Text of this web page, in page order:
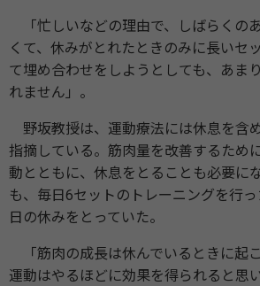
「忙しいなどの理由で、しばらくの
くて、休みがとれたときのみに長いセ
て埋め合わせをしようとしても、あま
れません」。
野坂教授は、運動療法には休息を含
指摘している。筋肉量を改善するため
動とともに、休息をとることも必要に
も、毎日6セットのトレーニングを行
日の休みをとっていた。
「筋肉の成長は休んでいるときに起こ
運動はやるほどに効果を得られると思